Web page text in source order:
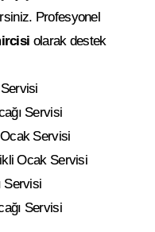
Profesyonel
olarak destek
Servisi
Servisi
Ocak Servisi
Servisi
Servisi